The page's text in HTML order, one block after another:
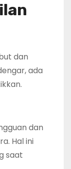
dan
ada
dan
Hal ini
saat